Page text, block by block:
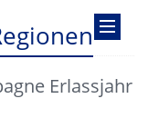
Erlassjahr